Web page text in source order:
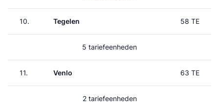
10. Tegelen 58 TE
5 tariefeenheden
11. Venlo 63 TE
2 tariefeenheden